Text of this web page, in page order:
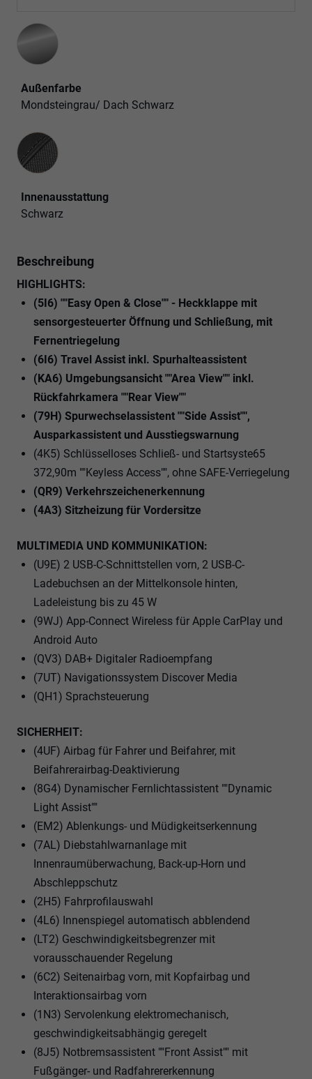
Außenfarbe
Mondsteingrau/ Dach Schwarz
Innenausstattung
Innenausstattung
Schwarz
Beschreibung
HIGHLIGHTS:
(5I6) ""Easy Open & Close"" - Heckklappe mit
sensorgesteuerter Öffnung und Schließung, mit
Fernentriegelung
(6I6) Travel Assist inkl. Spurhalteassistent
(KA6) Umgebungsansicht ""Area View"" inkl.
Rückfahrkamera ""Rear View""
(79H) Spurwechselassistent ""Side Assist"",
Ausparkassistent und Ausstiegswarnung
(4K5) Schlüsselloses Schließ- und Startsyste65
372,90m ""Keyless Access"", ohne SAFE-Verriegelung
(QR9) Verkehrszeichenerkennung
(4A3) Sitzheizung für Vordersitze
MULTIMEDIA UND KOMMUNIKATION:
(U9E) 2 USB-C-Schnittstellen vorn, 2 USB-C-
Ladebuchsen an der Mittelkonsole hinten,
Ladeleistung bis zu 45 W
(9WJ) App-Connect Wireless für Apple CarPlay und
Android Auto
(QV3) DAB+ Digitaler Radioempfang
(7UT) Navigationssystem Discover Media
(QH1) Sprachsteuerung
SICHERHEIT:
(4UF) Airbag für Fahrer und Beifahrer, mit
Beifahrerairbag-Deaktivierung
(8G4) Dynamischer Fernlichtassistent ""Dynamic
Light Assist""
(EM2) Ablenkungs- und Müdigkeitserkennung
(7AL) Diebstahlwarnanlage mit
Innenraumüberwachung, Back-up-Horn und
Abschleppschutz
(2H5) Fahrprofilauswahl
(4L6) Innenspiegel automatisch abblendend
(LT2) Geschwindigkeitsbegrenzer mit
vorausschauender Regelung
(6C2) Seitenairbag vorn, mit Kopfairbag und
Interaktionsairbag vorn
(1N3) Servolenkung elektromechanisch,
geschwindigkeitsabhängig geregelt
(8J5) Notbremsassistent ""Front Assist"" mit
Fußgänger- und Radfahrererkennung